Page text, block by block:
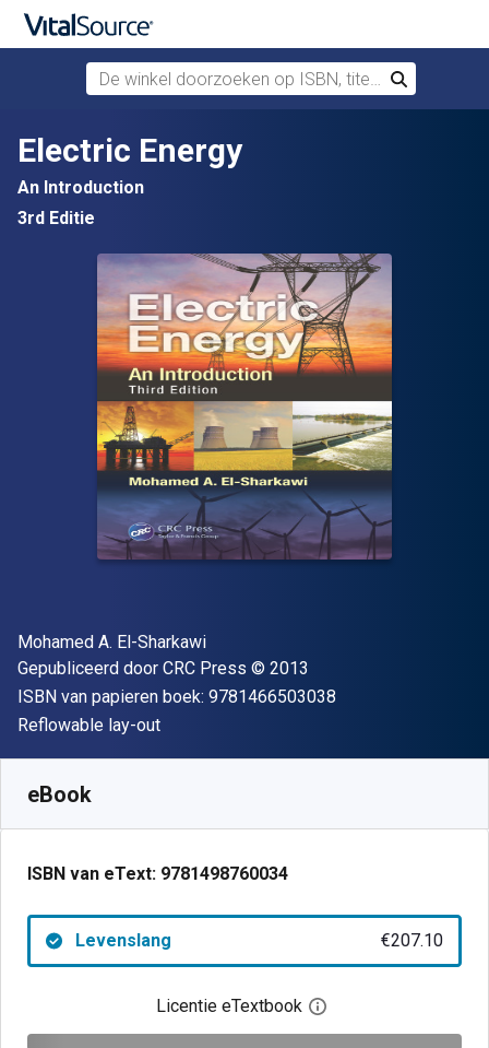
Verdergaan naar belangrijkste inhoud
De winkel doorzoeken op ISBN, titel of auteur
Zoek
Electric Energy
An Introduction
3rd Editie
Auteur(s)
Mohamed A. El-Sharkawi
Uitgever
Gepubliceerd door CRC Press Copyright
© 2013
ISBN van papieren boek: 9781466503038
Indeling
Reflowable lay-out
eBook
ISBN van eText: 9781498760034
Levenslang €207.10
Licentie eTextbook Open het